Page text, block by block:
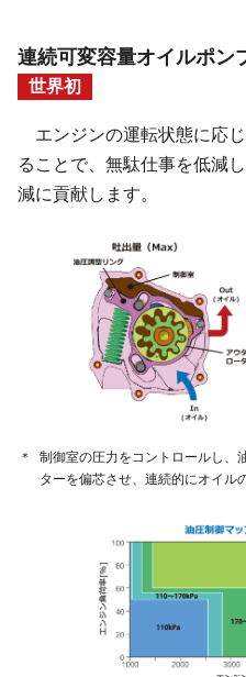
連続可変容量オイルポン
世界初
エンジンの運転状態に応
ることで、無駄仕事を低減
減に貢献します。
＊
制御室の圧力をコントロールし、
ターを偏芯させ、連続的にオイル